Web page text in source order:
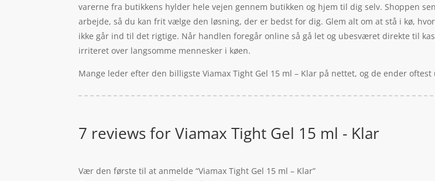
varerne fra butikkens hylder hele vejen gennem butikken og hjem til dig selv. Shoppen
arbejde, så du kan frit vælge den løsning, der er bedst for dig. Glem alt om at stå i kø,
ikke går ind til det rigtige. Når handlen foregår online så gå let og ubesværet direkte til
irriteret over langsomme mennesker i køen.
Mange leder efter den billigste Viamax Tight Gel 15 ml – Klar på nettet, og de ender
7 reviews forViamax Tight Gel 15 ml - Klar
Vær den første til at anmelde “Viamax Tight Gel 15 ml – Klar”